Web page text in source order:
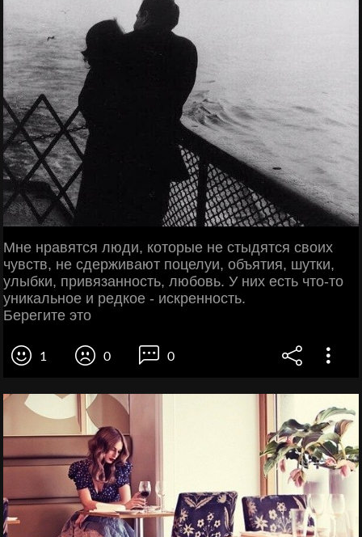
Мне нравятся люди, которые не стыдятся своих
чувств, не сдерживают поцелуи, объятия, шутки,
улыбки, привязанность, любовь. У них есть что-то
уникальное и редкое - искренность.
Берегите это
1 0 0